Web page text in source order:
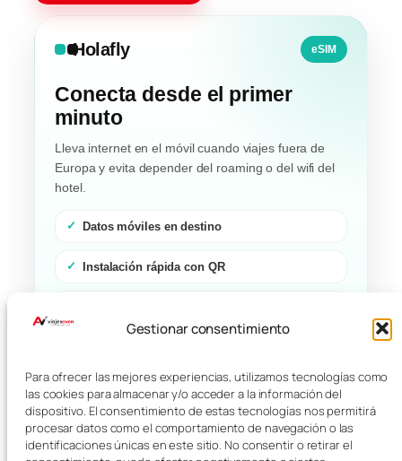
Gestionar consentimiento
Para ofrecer las mejores experiencias, utilizamos tecnologías como
las cookies para almacenar y/o acceder a la información del
dispositivo. El consentimiento de estas tecnologías nos permitirá
procesar datos como el comportamiento de navegación o las
identificaciones únicas en este sitio. No consentir o retirar el
Holafly eSIM
Conecta desde el primer
minuto
Lleva internet en el móvil cuando viajes fuera de
Europa y evita depender del roaming o del wifi del
hotel.
Datos móviles en destino
Instalación rápida con QR